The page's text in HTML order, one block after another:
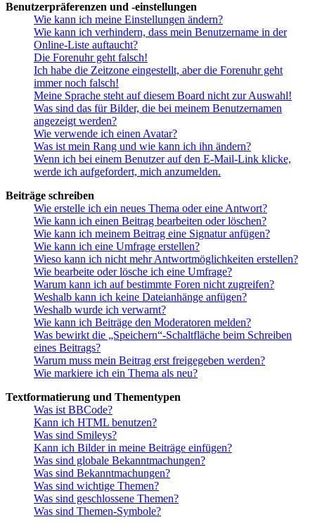
Benutzerpräferenzen und -einstellungen
Wie kann ich meine Einstellungen ändern?
Wie kann ich verhindern, dass mein Benutzername in der
Online-Liste auftaucht?
Die Forenuhr geht falsch!
Ich habe die Zeitzone eingestellt, aber die Forenuhr geht
immer noch falsch!
Meine Sprache steht auf diesem Board nicht zur Auswahl!
Was sind das für Bilder, die bei meinem Benutzernamen
angezeigt werden?
Wie verwende ich einen Avatar?
Was ist mein Rang und wie kann ich ihn ändern?
Wenn ich bei einem Benutzer auf den E-Mail-Link klicke,
werde ich aufgefordert, mich anzumelden.
Beiträge schreiben
Wie erstelle ich ein neues Thema oder eine Antwort?
Wie kann ich einen Beitrag bearbeiten oder löschen?
Wie kann ich meinem Beitrag eine Signatur anfügen?
Wie kann ich eine Umfrage erstellen?
Wieso kann ich nicht mehr Antwortmöglichkeiten erstellen?
Wie bearbeite oder lösche ich eine Umfrage?
Warum kann ich auf bestimmte Foren nicht zugreifen?
Weshalb kann ich keine Dateianhänge anfügen?
Weshalb wurde ich verwarnt?
Wie kann ich Beiträge den Moderatoren melden?
Was bewirkt die „Speichern“-Schaltfläche beim Schreiben
eines Beitrags?
Warum muss mein Beitrag erst freigegeben werden?
Wie markiere ich ein Thema als neu?
Textformatierung und Thementypen
Was ist BBCode?
Kann ich HTML benutzen?
Was sind Smileys?
Kann ich Bilder in meine Beiträge einfügen?
Was sind globale Bekanntmachungen?
Was sind Bekanntmachungen?
Was sind wichtige Themen?
Was sind geschlossene Themen?
Was sind Themen-Symbole?